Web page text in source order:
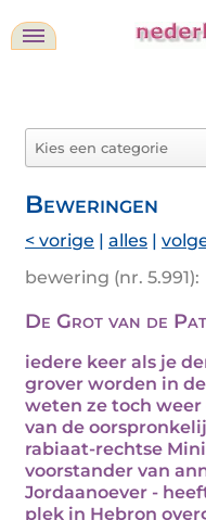
Beweringen
< vorige | alles |
bewering (nr. 5.991):
De Grot van de
iedere keer als je
grover worden in
weten ze toch weer
van de
rabiaat-rechtse
voorstander van
Jordaanoever -
plek in Hebron